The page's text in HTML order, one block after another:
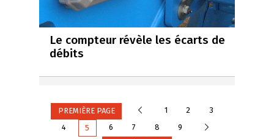
Le compteur révèle les écarts de
débits
PREMIÈRE PAGE Précédente
1 2
3
4
5 6 7 8 9